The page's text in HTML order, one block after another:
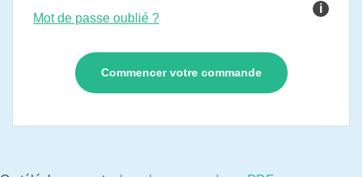
i
Mot de passe oublié ?